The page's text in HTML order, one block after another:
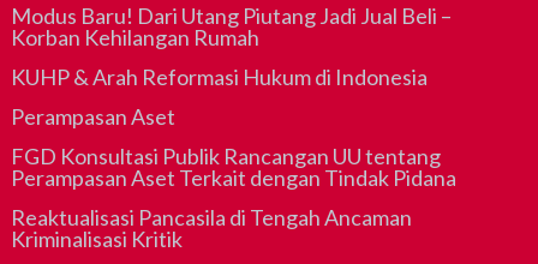
Modus Baru! Dari Utang Piutang Jadi Jual Beli –
Korban Kehilangan Rumah
KUHP & Arah Reformasi Hukum di Indonesia
Perampasan Aset
FGD Konsultasi Publik Rancangan UU tentang
Perampasan Aset Terkait dengan Tindak Pidana
Reaktualisasi Pancasila di Tengah Ancaman
Kriminalisasi Kritik